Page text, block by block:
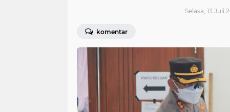
Selasa, 13 Juli
komentar